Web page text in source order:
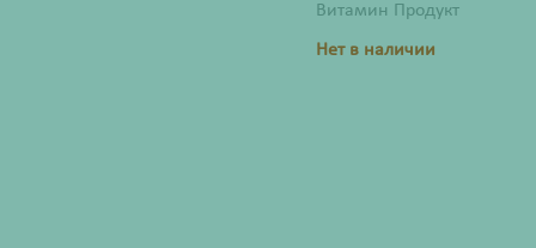
Витамин Продукт
Нет в наличии